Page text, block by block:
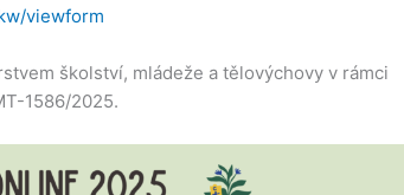
viewform
školství, mládeže a tělovýchovy v rámci
1586/2025.